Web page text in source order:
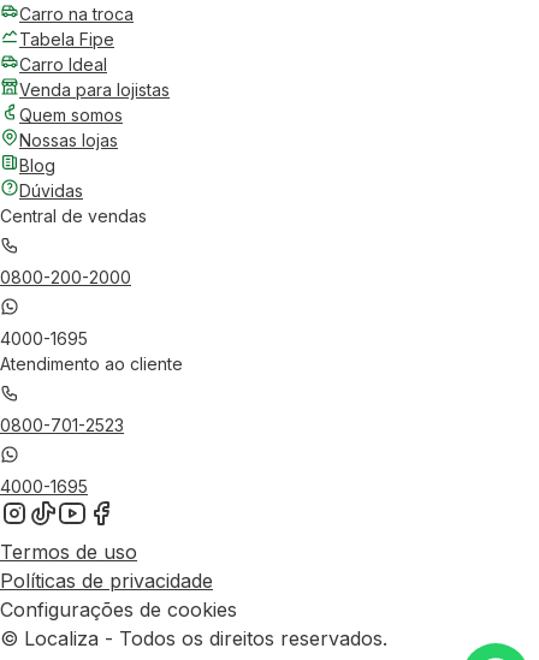
Carro na troca
Tabela Fipe
Carro Ideal
Venda para lojistas
Quem somos
Nossas lojas
Blog
Dúvidas
Central de vendas
0800-200-2000
4000-1695
Atendimento ao cliente
0800-701-2523
4000-1695
Termos de uso
Políticas de privacidade
Configurações de cookies
© Localiza - Todos os direitos reservados.